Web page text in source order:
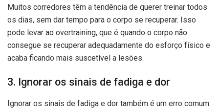
Muitos corredores têm a tendência de querer treinar todos
os dias, sem dar tempo para o corpo se recuperar. Isso
pode levar ao overtraining, que é quando o corpo não
consegue se recuperar adequadamente do esforço físico e
acaba ficando mais suscetível a lesões.
3. Ignorar os sinais de fadiga e dor
Ignorar os sinais de fadiga e dor também é um erro comum